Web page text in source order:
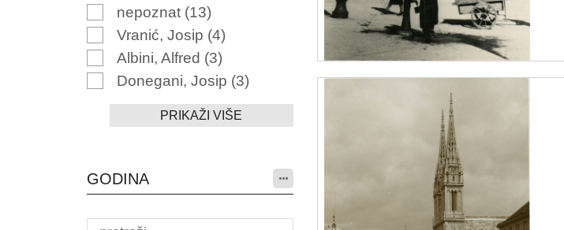
nepoznat (13)
Vranić, Josip (4)
Albini, Alfred (3)
Donegani, Josip (3)
PRIKAŽI VIŠE
GODINA